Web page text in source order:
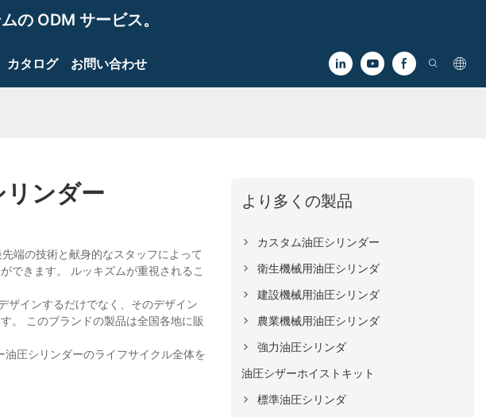
の ODM サービス。
カタログ お問い合わせ
リンダー
端の技術と献身的なスタッフによって
できます。 ルッキズムが重視されるこ
ザインするだけでなく、そのデザイン
。 このブランドの製品は全国各地に販
圧シリンダーのライフサイクル全体を
より多くの製品
カスタム油圧シリンダー
衛生機械用油圧シリンダ
建設機械用油圧シリンダ
農業機械用油圧シリンダ
強力油圧シリンダ
油圧シザーホイストキット
標準油圧シリンダ